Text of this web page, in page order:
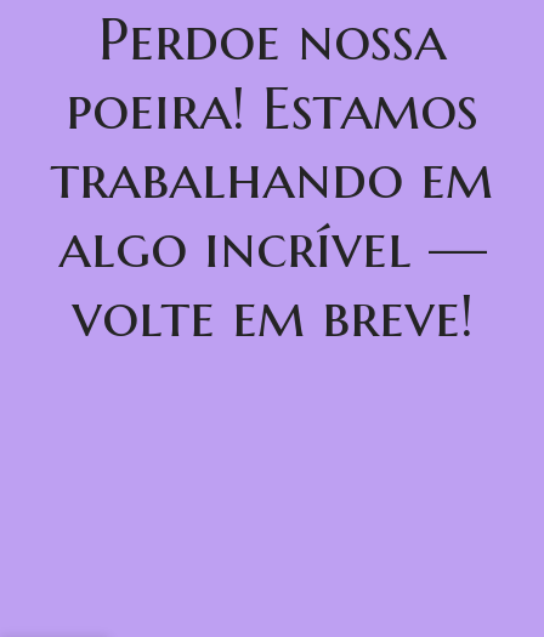
Perdoe nossa
poeira! Estamos
trabalhando em
algo incrível —
volte em breve!